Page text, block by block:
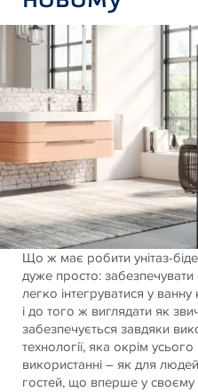
Що ж має робити унітаз-
дуже просто:
легко інтегруватися у
і до того ж виглядати як
забезпечується завдяки
технології, яка окрім
використанні – як для
гостей, що вперше у своєму